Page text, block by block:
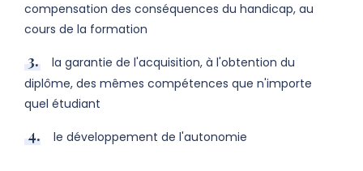
compensation des conséquences du handicap, au
cours de la formation
la garantie de l'acquisition, à l'obtention du
diplôme, des mêmes compétences que n'importe
quel étudiant
le développement de l'autonomie